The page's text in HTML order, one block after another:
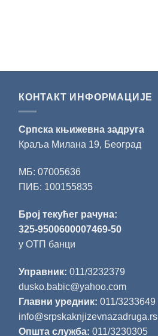
КОНТАКТ ИНФОРМАЦИЈЕ
Српска књижевна задруга
Краља Милана 19, Београд
МБ: 07005636
ПИБ: 100155835
Број текућег рачуна:
325-9500600007469-50
у ОТП банци
Управник: 011/3232379
dusko.babic@yahoo.com
Главни уредник: 011/3233649
info@srpskaknjizevnazadruga.rs
Општа служба: 011/3230305